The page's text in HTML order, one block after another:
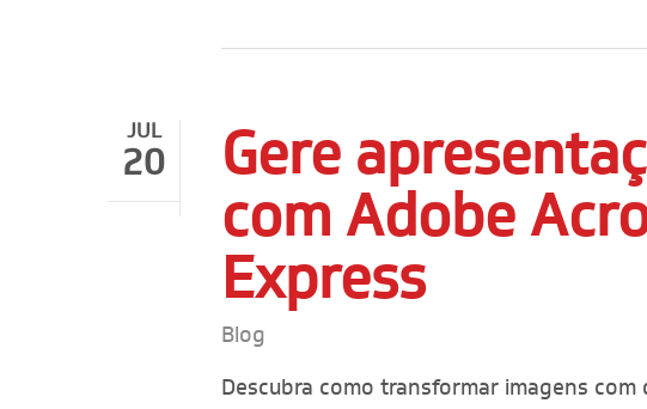
JUL
20 Gere
com Adobe
Express
Blog
Descubra como transformar imagens